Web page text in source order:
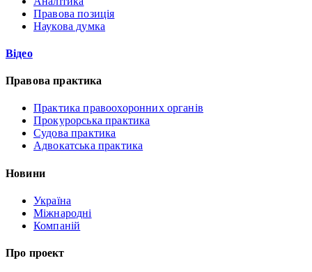
Правова позиція
Наукова думка
Відео
Правова практика
Практика правоохоронних органів
Прокурорська практика
Судова практика
Адвокатська практика
Новини
Україна
Міжнародні
Компаній
Про проект